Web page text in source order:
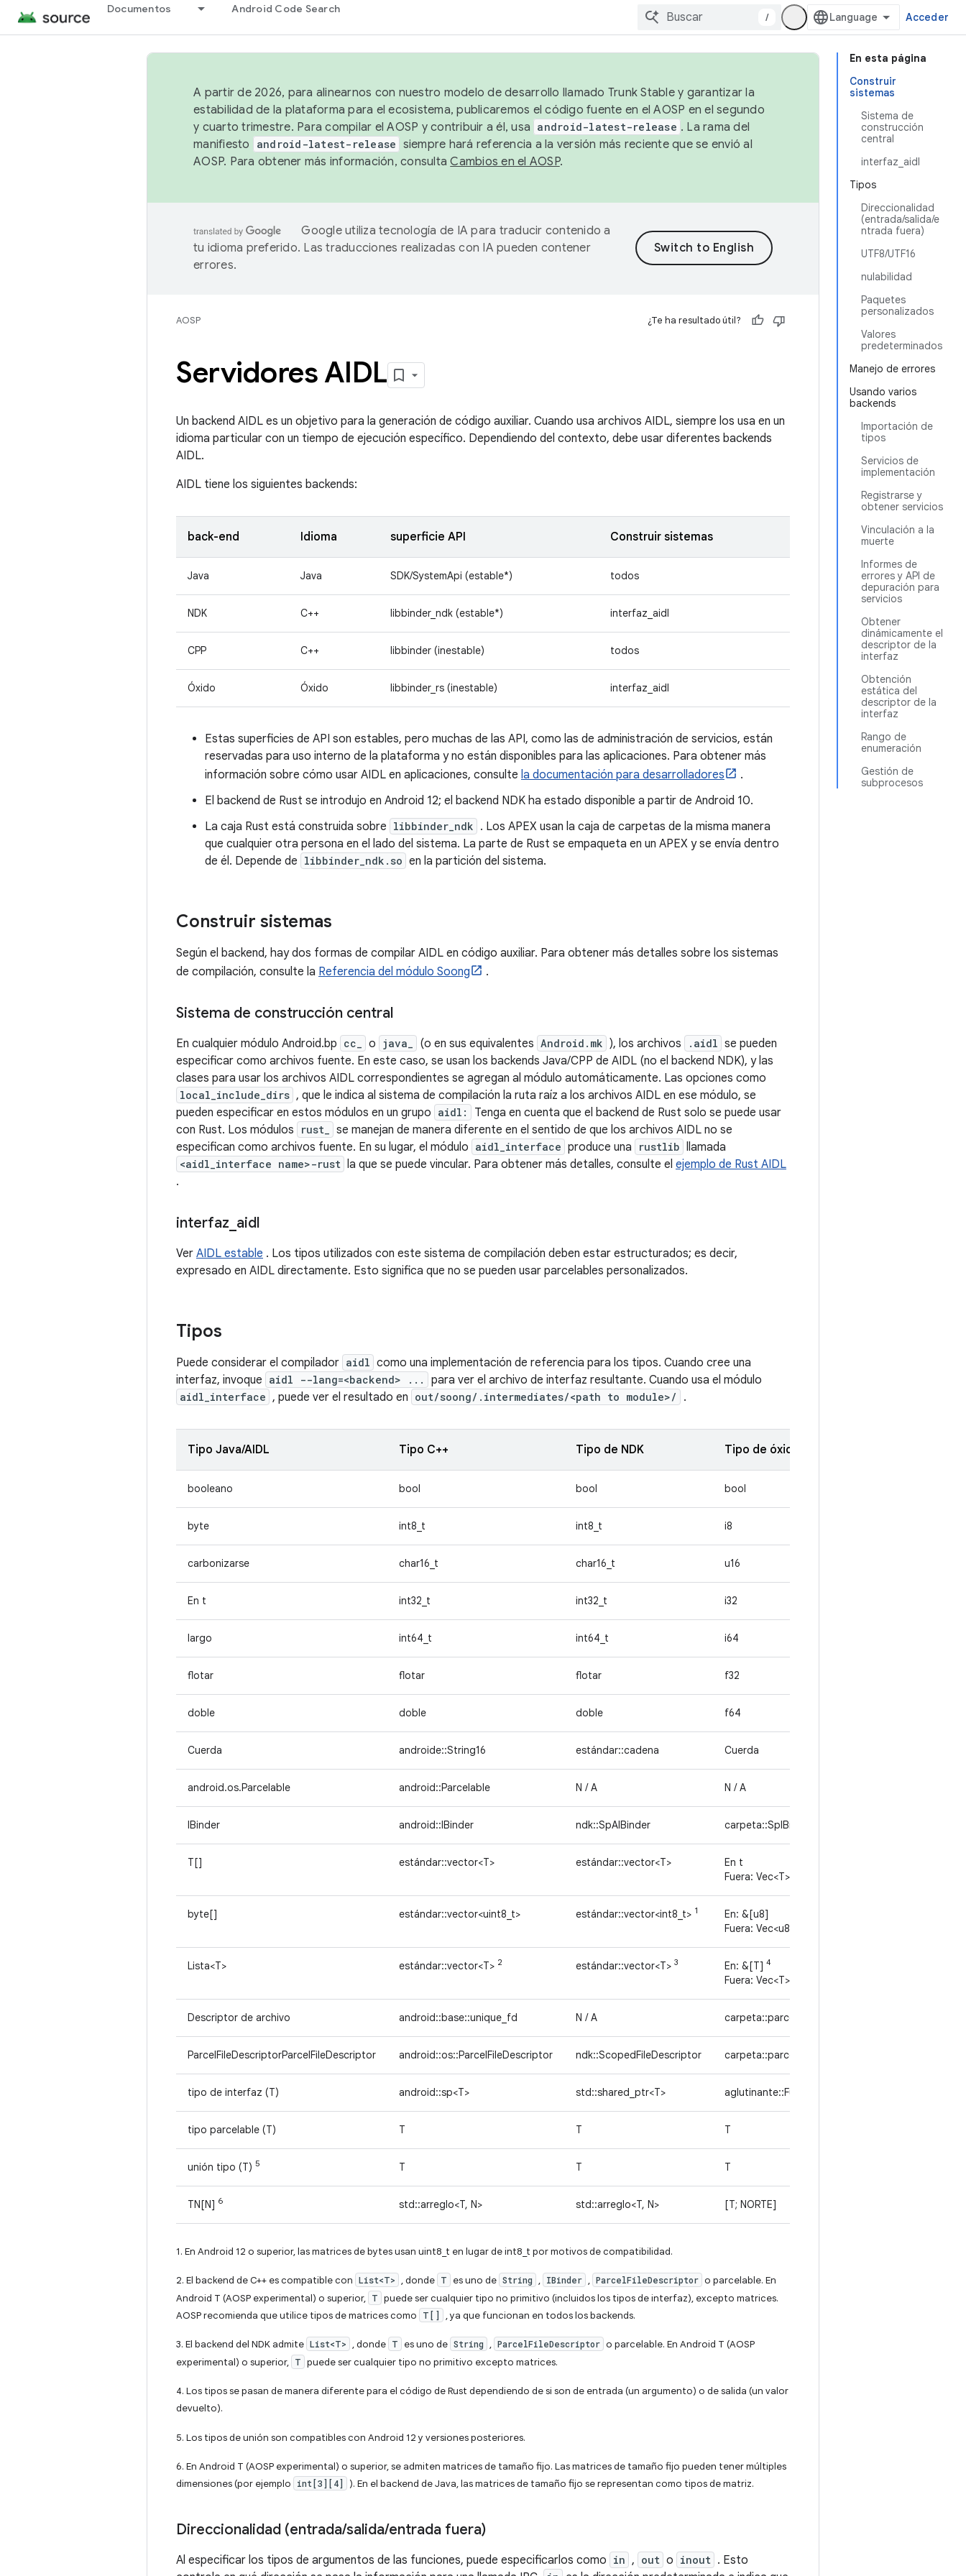
Documentos Android Code Search
/ Acceder
En esta página
Construir
sistemas
Sistema de
construcción
central
interfaz_aidl
Tipos
Direccionalidad
(entrada/salida/e
ntrada fuera)
UTF8/UTF16
nulabilidad
Paquetes
personalizados
Valores
predeterminados
Manejo de errores
Usando varios
backends
Importación de
tipos
Servicios de
implementación
Registrarse y
obtener servicios
Vinculación a la
muerte
Informes de
errores y API de
depuración para
servicios
Obtener
dinámicamente el
descriptor de la
interfaz
Obtención
estática del
descriptor de la
interfaz
Rango de
enumeración
Gestión de
subprocesos
A partir de 2026, para alinearnos con nuestro modelo de desarrollo llamado Trunk Stable y garantizar la
estabilidad de la plataforma para el ecosistema, publicaremos el código fuente en el AOSP en el segundo
y cuarto trimestre. Para compilar el AOSP y contribuir a él, usa android-latest-release . La rama del
manifiesto
android-latest-release siempre hará referencia a la versión más reciente que se envió al
AOSP. Para obtener más información, consultaCambios en el AOSP.
Google utiliza tecnología de IA para traducir contenido a
tu idioma preferido. Las traducciones realizadas con IA pueden contener
errores.
AOSP ¿Te ha resultado útil?
Servidores AIDL
Un backend AIDL es un objetivo para la generación de código auxiliar. Cuando usa archivos AIDL, siempre los usa en un
idioma particular con un tiempo de ejecución específico. Dependiendo del contexto, debe usar diferentes backends
AIDL.
AIDL tiene los siguientes backends:
back-end Idioma superficie API Construir sistemas
Java Java SDK/SystemApi (estable*) todos
NDK C++ libbinder_ndk (estable*) interfaz_aidl
CPP C++ libbinder (inestable) todos
Óxido Óxido libbinder_rs (inestable) interfaz_aidl
Estas superficies de API son estables, pero muchas de las API, como las de administración de servicios, están
reservadas para uso interno de la plataforma y no están disponibles para las aplicaciones. Para obtener más
información sobre cómo usar AIDL en aplicaciones, consulte la documentación para desarrolladores
.
El backend de Rust se introdujo en Android 12; el backend NDK ha estado disponible a partir de Android 10.
La caja Rust está construida sobre libbinder_ndk . Los APEX usan la caja de carpetas de la misma manera
que cualquier otra persona en el lado del sistema. La parte de Rust se empaqueta en un APEX y se envía dentro
de él. Depende de libbinder_ndk.so en la partición del sistema.
Construir sistemas
Según el backend, hay dos formas de compilar AIDL en código auxiliar. Para obtener más detalles sobre los sistemas
de compilación, consulte la Referencia del módulo Soong .
Sistema de construcción central
En cualquier módulo Android.bp cc_ o java_ (o en sus equivalentes Android.mk ), los archivos .aidl se pueden
especificar como archivos fuente. En este caso, se usan los backends Java/CPP de AIDL (no el backend NDK), y las
clases para usar los archivos AIDL correspondientes se agregan al módulo automáticamente. Las opciones como
local_include_dirs , que le indica al sistema de compilación la ruta raíz a los archivos AIDL en ese módulo, se
pueden especificar en estos módulos en un grupo aidl:
Tenga en cuenta que el backend de Rust solo se puede usar
con Rust. Los módulos
rust_
se manejan de manera diferente en el sentido de que los archivos AIDL no se
especifican como archivos fuente. En su lugar, el módulo aidl_interface produce una rustlib llamada
<aidl_interface name>-rust la que se puede vincular. Para obtener más detalles, consulte el ejemplo de Rust AIDL
.
interfaz aidl
Ver AIDL estable . Los tipos utilizados con este sistema de compilación deben estar estructurados; es decir,
expresado en AIDL directamente. Esto significa que no se pueden usar parcelables personalizados.
Tipos
Puede considerar el compilador aidl como una implementación de referencia para los tipos. Cuando cree una
interfaz, invoque aidl --lang=<backend> ... para ver el archivo de interfaz resultante. Cuando usa el módulo
aidl_interface , puede ver el resultado en out/soong/.intermediates/<path to module>/ .
Tipo Java/AIDL Tipo C++ Tipo de NDK Tipo de óxido
booleano bool bool bool
byte int8_t int8_t i8
carbonizarse char16_t char16_t u16
En t int32_t int32_t i32
largo int64_t int64_t i64
flotar flotar flotar f32
doble doble doble f64
Cuerda androide::String16 estándar::cadena Cuerda
android.os.Parcelable android::Parcelable N / A N / A
IBinder android::IBinder ndk::SpAIBinder carpeta::SpIBinder
T[] estándar::vector<T> estándar::vector<T>
En t
Fuera: Vec<T>
byte[] estándar::vector<uint8_t> estándar::vector<int8_t> 1
En: &[u8]
Fuera: Vec<u8>
Lista<T> estándar::vector<T> 2 estándar::vector<T> 3 En: &[T] 4
Fuera: Vec<T>
Descriptor de archivo android::base::unique_fd N / A carpeta::parcela::ParcelFileDescriptor
ParcelFileDescriptorParcelFileDescriptor android::os::ParcelFileDescriptor ndk::ScopedFileDescriptor carpeta::parcela::ParcelFileDescriptor
tipo de interfaz (T) android::sp<T> std::shared_ptr<T> aglutinante::Fuerte
tipo parcelable (T) T T T
unión tipo (T) 5 T T T
TN[N] 6 std::arreglo<T, N> std::arreglo<T, N> [T; NORTE]
1. En Android 12 o superior, las matrices de bytes usan uint8_t en lugar de int8_t por motivos de compatibilidad.
2. El backend de C++ es compatible con List<T> , donde T es uno de String , IBinder , ParcelFileDescriptor o parcelable. En
Android T (AOSP experimental) o superior, T puede ser cualquier tipo no primitivo (incluidos los tipos de interfaz), excepto matrices.
AOSP recomienda que utilice tipos de matrices como
T[] , ya que funcionan en todos los backends.
3. El backend del NDK admite List<T> , donde T es uno de String , ParcelFileDescriptor o parcelable. En Android T (AOSP
experimental) o superior, T puede ser cualquier tipo no primitivo excepto matrices.
4. Los tipos se pasan de manera diferente para el código de Rust dependiendo de si son de entrada (un argumento) o de salida (un valor
devuelto).
5. Los tipos de unión son compatibles con Android 12 y versiones posteriores.
6. En Android T (AOSP experimental) o superior, se admiten matrices de tamaño fijo. Las matrices de tamaño fijo pueden tener múltiples
dimensiones (por ejemplo
int[3][4] ). En el backend de Java, las matrices de tamaño fijo se representan como tipos de matriz.
Direccionalidad (entrada/salida/entrada fuera)
Al especificar los tipos de argumentos de las funciones, puede especificarlos como in , out o inout . Esto